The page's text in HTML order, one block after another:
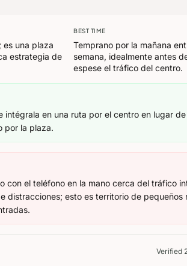
es una plaza
estrategia de
BEST TIME
Temprano por la mañana
semana, idealmente antes
espese el tráfico del centro.
intégrala en una ruta por el centro en lugar
por la plaza.
con el teléfono en la mano cerca del tráfico
distracciones; esto es territorio de pequeños
Verified